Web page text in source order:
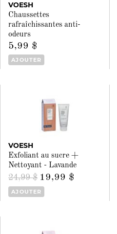
VOESH
Chaussettes
rafraîchissantes anti-
odeurs
5,99 $
AJOUTER
VOESH
Exfoliant au sucre +
Nettoyant - Lavande
24,99 $ 19,99 $
AJOUTER